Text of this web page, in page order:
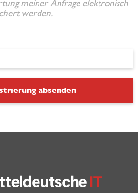
meiner Anfrage elektronisch
werden.
absenden